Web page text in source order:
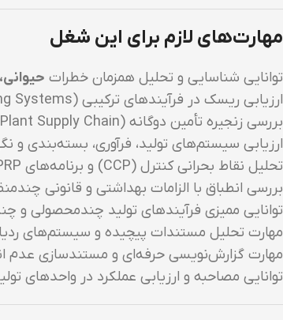
مهارت‌های لازم برای این شغل
توانایی شناسایی و تحلیل همزمان خطرات
ارزیابی ریسک در فرآیندهای ترکیبی (Mixed Processing Systems)
بررسی زنجیره تأمین دوگانه (Animal + Plant Supply Chain)
ارزیابی سیستم‌های تولید، فرآوری، بسته‌بندی
تحلیل نقاط بحرانی کنترل (CCP) و برنامه‌های OPRP در خطوط ترکیبی
بررسی انطباق با الزامات بهداشتی و قانونی
توانایی ممیزی فرآیندهای تولید چندمحصولی و
مهارت تحلیل مستندات پیچیده و سیستم‌های
مهارت گزارش‌نویسی حرفه‌ای و مستندسازی عدم
توانایی مصاحبه و ارزیابی عملکرد در واحدهای